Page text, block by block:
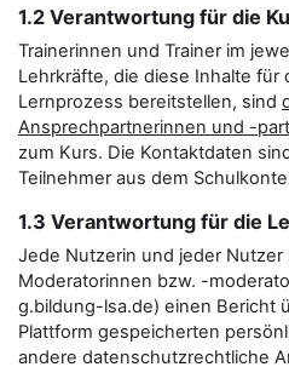
1.2 Verantwortung für die
Trainerinnen und Trainer im
Lehrkräfte, die diese Inhalte für
Lernprozess bereitstellen, sind
Ansprechpartnerinnen und -
zum Kurs. Die Kontaktdaten
Teilnehmer aus dem
1.3 Verantwortung für die
Jede Nutzerin und jeder Nutzer
Moderatorinnen bzw. -
g.bildung-lsa.de) einen Bericht
Plattform gespeicherten
andere datenschutzrechtliche